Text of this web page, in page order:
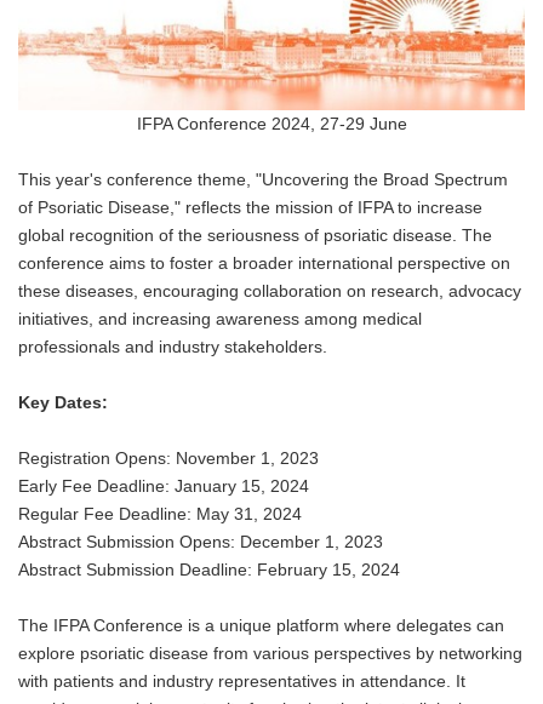
IFPA Conference 2024, 27-29 June
This year's conference theme, "Uncovering the Broad Spectrum
of Psoriatic Disease," reflects the mission of IFPA to increase
global recognition of the seriousness of psoriatic disease. The
conference aims to foster a broader international perspective on
these diseases, encouraging collaboration on research, advocacy
initiatives, and increasing awareness among medical
professionals and industry stakeholders.
Key Dates:
Registration Opens: November 1, 2023
Early Fee Deadline: January 15, 2024
Regular Fee Deadline: May 31, 2024
Abstract Submission Opens: December 1, 2023
Abstract Submission Deadline: February 15, 2024
The IFPA Conference is a unique platform where delegates can
explore psoriatic disease from various perspectives by networking
with patients and industry representatives in attendance. It